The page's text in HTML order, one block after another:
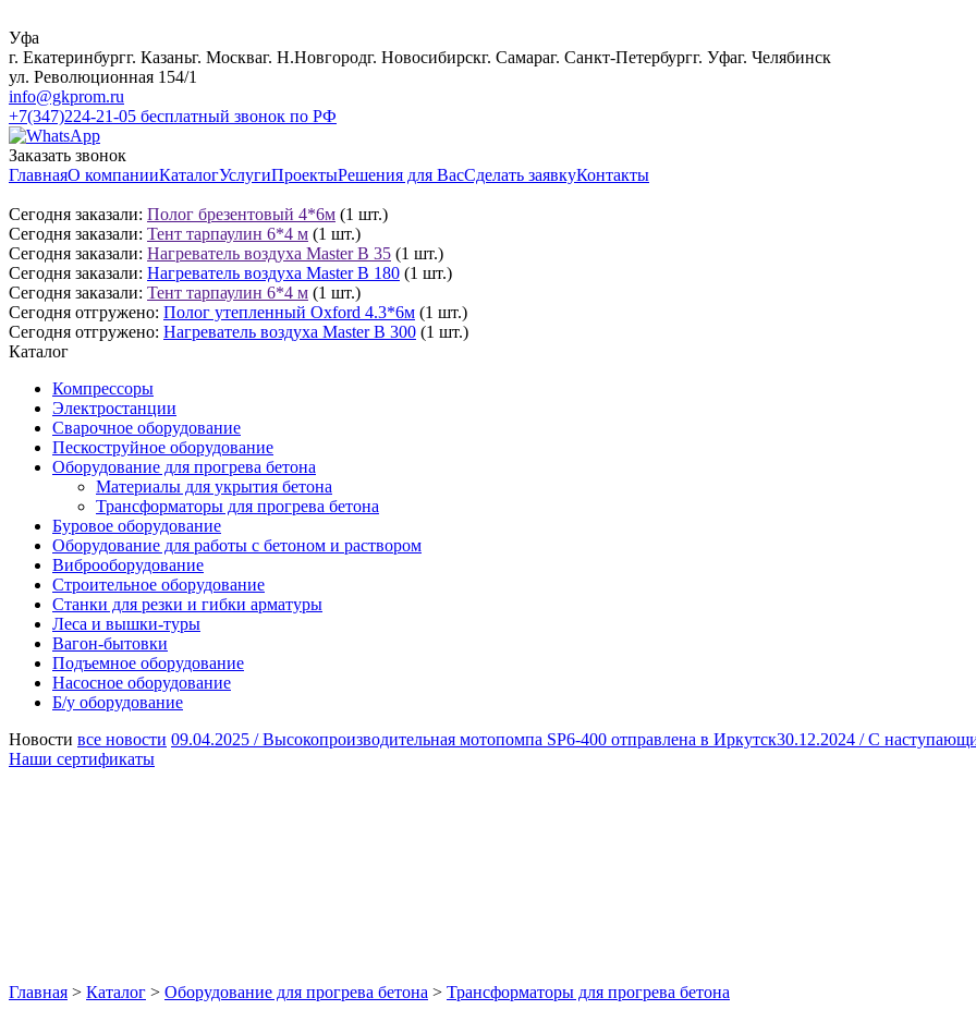
Уфа
г. Екатеринбургг. Казаньг. Москваг. Н.Новгородг. Новосибирскг. Самараг. Санкт-Петербургг. Уфаг. Челябинск
ул. Революционная 154/1
info@gkprom.ru
+7(347)224-21-05 бесплатный звонок по РФ
Заказать звонок
ГлавнаяО компанииКаталогУслугиПроектыРешения для ВасСделать заявкуКонтакты
Сегодня заказали: Полог брезентовый 4*6м (1 шт.)
Сегодня заказали: Тент тарпаулин 6*4 м (1 шт.)
Сегодня заказали: Нагреватель воздуха Master B 35 (1 шт.)
Сегодня заказали: Нагреватель воздуха Master B 180 (1 шт.)
Сегодня заказали: Тент тарпаулин 6*4 м (1 шт.)
Сегодня отгружено: Полог утепленный Oxford 4.3*6м (1 шт.)
Сегодня отгружено: Нагреватель воздуха Master B 300 (1 шт.)
Каталог
Компрессоры
Электростанции
Сварочное оборудование
Пескоструйное оборудование
Оборудование для прогрева бетона
Материалы для укрытия бетона
Трансформаторы для прогрева бетона
Буровое оборудование
Оборудование для работы с бетоном и раствором
Виброоборудование
Строительное оборудование
Станки для резки и гибки арматуры
Леса и вышки-туры
Вагон-бытовки
Подъемное оборудование
Насосное оборудование
Б/у оборудование
Новости все новости 09.04.2025 /Высокопроизводительная мотопомпа SP6-400 отправлена в Иркутск30.12.2024 /С
Наши сертификаты
Главная > Каталог > Оборудование для прогрева бетона > Трансформаторы для прогрева бетона